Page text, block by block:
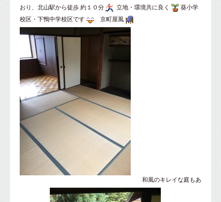
おり、北山駅から徒歩 約１０分
立地・環境共に良く
葵小学
校区・下鴨中学校区です
京町屋風
和風のキレイな庭もあ